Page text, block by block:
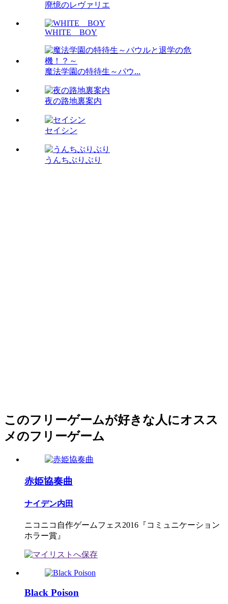
廃憶のレヴァリエ
WHITE BOY
魔法学園の特待生～パウ...
夜の路地裏案内
セイシン
うんちぶりぶり
このフリーゲームが好きな人にオスス
メのフリーゲーム
赤姫協奏曲
ナイデン内田
ニコニコ自作ゲームフェス2016『コミュニケーション
ホラー賞』
Black Poison